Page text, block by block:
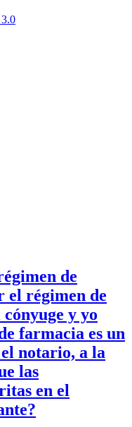
de
el régimen de
y yo
farmacia es un
notario, a la
las
en el